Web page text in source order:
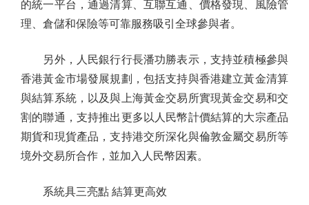
的統一平台，通過清算、互聯互通、價格發現、風險管
理、倉儲和保險等可靠服務吸引全球參與者。
另外，人民銀行行長潘功勝表示，支持並積極參與
香港黃金市場發展規劃，包括支持與香港建立黃金清算
與結算系統，以及與上海黃金交易所實現黃金交易和交
割的聯通，支持推出更多以人民幣計價結算的大宗產品
期貨和現貨產品，支持港交所深化與倫敦金屬交易所等
境外交易所合作，並加入人民幣因素。
系統具三亮點 結算更高效